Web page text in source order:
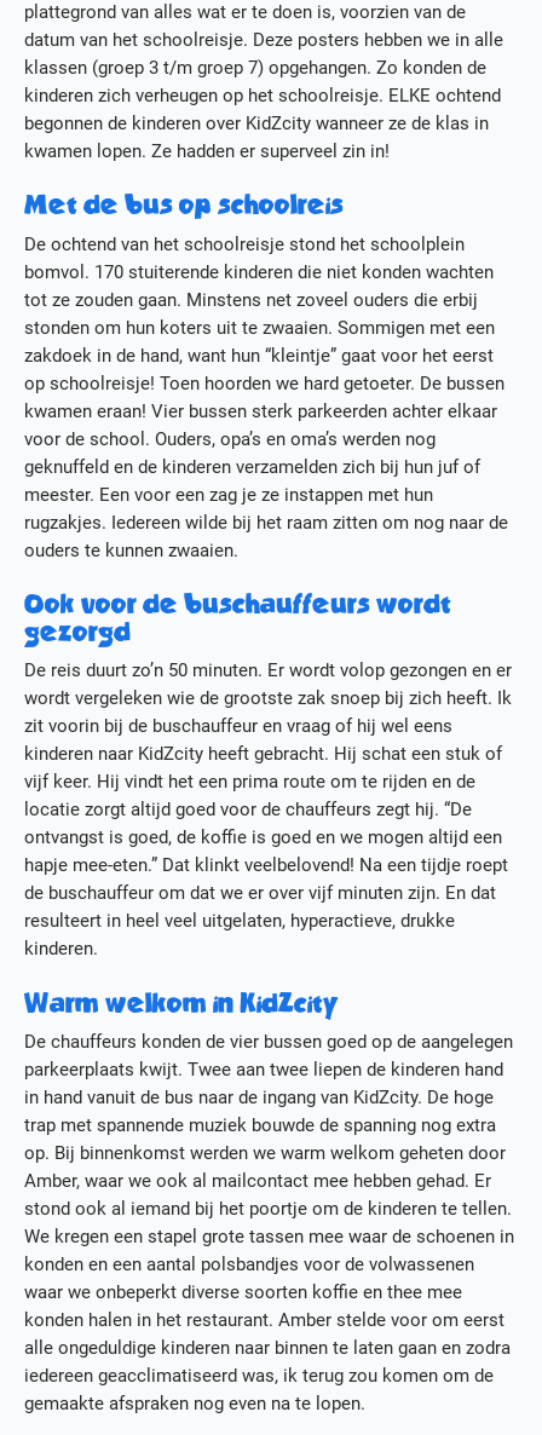
plattegrond van alles wat er te doen is, voorzien van de
datum van het schoolreisje. Deze posters hebben we in alle
klassen (groep 3 t/m groep 7) opgehangen. Zo konden de
kinderen zich verheugen op het schoolreisje. ELKE ochtend
begonnen de kinderen over KidZcity wanneer ze de klas in
kwamen lopen. Ze hadden er superveel zin in!
Met de bus op schoolreis
De ochtend van het schoolreisje stond het schoolplein
bomvol. 170 stuiterende kinderen die niet konden wachten
tot ze zouden gaan. Minstens net zoveel ouders die erbij
stonden om hun koters uit te zwaaien. Sommigen met een
zakdoek in de hand, want hun “kleintje” gaat voor het eerst
op schoolreisje! Toen hoorden we hard getoeter. De bussen
kwamen eraan! Vier bussen sterk parkeerden achter elkaar
voor de school. Ouders, opa’s en oma’s werden nog
geknuffeld en de kinderen verzamelden zich bij hun juf of
meester. Een voor een zag je ze instappen met hun
rugzakjes. Iedereen wilde bij het raam zitten om nog naar de
ouders te kunnen zwaaien.
Ook voor de buschauffeurs wordt
gezorgd
De reis duurt zo’n 50 minuten. Er wordt volop gezongen en er
wordt vergeleken wie de grootste zak snoep bij zich heeft. Ik
zit voorin bij de buschauffeur en vraag of hij wel eens
kinderen naar KidZcity heeft gebracht. Hij schat een stuk of
vijf keer. Hij vindt het een prima route om te rijden en de
locatie zorgt altijd goed voor de chauffeurs zegt hij. “De
ontvangst is goed, de koffie is goed en we mogen altijd een
hapje mee-eten.” Dat klinkt veelbelovend! Na een tijdje roept
de buschauffeur om dat we er over vijf minuten zijn. En dat
resulteert in heel veel uitgelaten, hyperactieve, drukke
kinderen.
Warm welkom in KidZcity
De chauffeurs konden de vier bussen goed op de aangelegen
parkeerplaats kwijt. Twee aan twee liepen de kinderen hand
in hand vanuit de bus naar de ingang van KidZcity. De hoge
trap met spannende muziek bouwde de spanning nog extra
op. Bij binnenkomst werden we warm welkom geheten door
Amber, waar we ook al mailcontact mee hebben gehad. Er
stond ook al iemand bij het poortje om de kinderen te tellen.
We kregen een stapel grote tassen mee waar de schoenen in
konden en een aantal polsbandjes voor de volwassenen
waar we onbeperkt diverse soorten koffie en thee mee
konden halen in het restaurant. Amber stelde voor om eerst
alle ongeduldige kinderen naar binnen te laten gaan en zodra
iedereen geacclimatiseerd was, ik terug zou komen om de
gemaakte afspraken nog even na te lopen.